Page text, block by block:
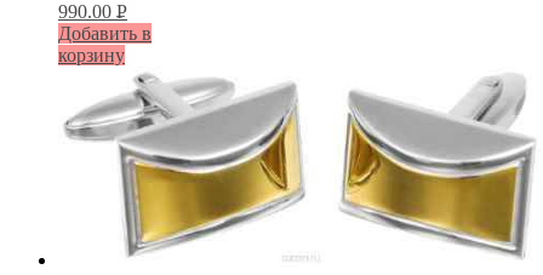
990.00 Р
УБ.
Добавить в
корзину